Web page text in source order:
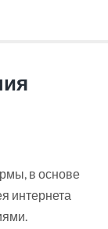
в основе
интернета